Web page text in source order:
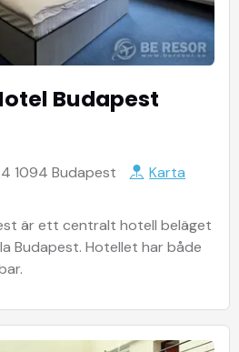
Budapest
1094 Budapest Karta
är ett centralt hotell beläget
Budapest. Hotellet har både